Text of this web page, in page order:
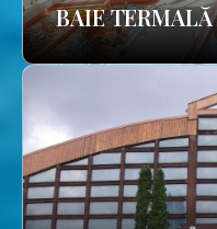
BAIE TERMALĂ